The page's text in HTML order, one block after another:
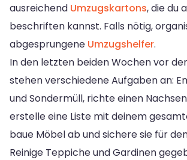
ausreichend Umzugskartons, die du
beschriften kannst. Falls nötig,
abgesprungene Umzugshelfer.
In den letzten beiden Wochen vor
stehen verschiedene Aufgaben an:
und Sondermüll, richte einen
erstelle eine Liste mit deinem
baue Möbel ab und sichere sie für
Reinige Teppiche und Gardinen